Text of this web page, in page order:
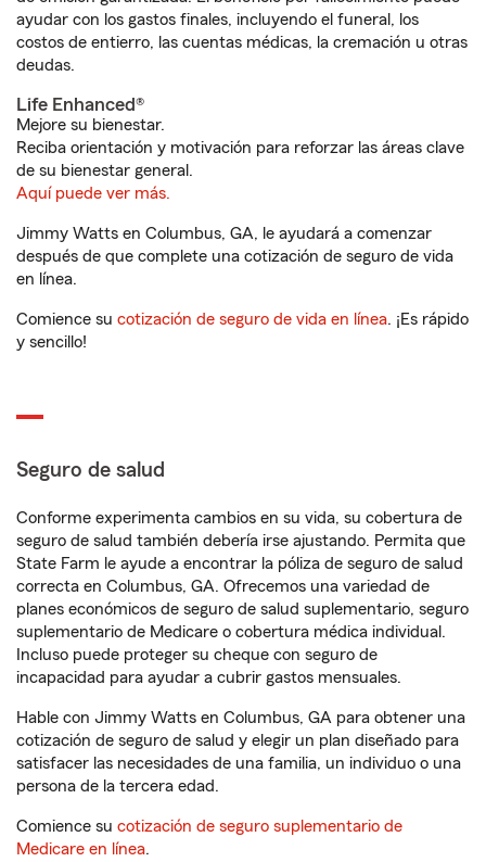
ayudar con los gastos finales, incluyendo el funeral, los
costos de entierro, las cuentas médicas, la cremación u otras
deudas.
Life Enhanced®
Mejore su bienestar.
Reciba orientación y motivación para reforzar las áreas clave
de su bienestar general.
Aquí puede ver más.
Jimmy Watts en Columbus, GA, le ayudará a comenzar
después de que complete una cotización de seguro de vida
en línea.
Comience su cotización de seguro de vida en línea. ¡Es rápido
y sencillo!
Seguro de salud
Conforme experimenta cambios en su vida, su cobertura de
seguro de salud también debería irse ajustando. Permita que
State Farm le ayude a encontrar la póliza de seguro de salud
correcta en Columbus, GA. Ofrecemos una variedad de
planes económicos de seguro de salud suplementario, seguro
suplementario de Medicare o cobertura médica individual.
Incluso puede proteger su cheque con seguro de
incapacidad para ayudar a cubrir gastos mensuales.
Hable con Jimmy Watts en Columbus, GA para obtener una
cotización de seguro de salud y elegir un plan diseñado para
satisfacer las necesidades de una familia, un individuo o una
persona de la tercera edad.
Comience su cotización de seguro suplementario de
Medicare en línea.